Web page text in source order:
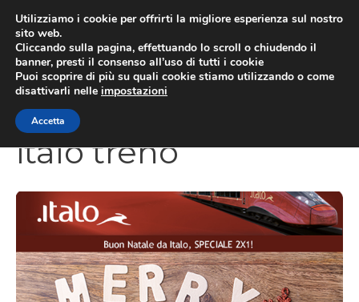
contenuto
italo treno
Utilizziamo i cookie per offrirti la migliore esperienza sul nostro
sito web.
Cliccando sulla pagina, effettuando lo scroll o chiudendo il
banner, presti il consenso all’uso di tutti i cookie
Puoi scoprire di più su quali cookie stiamo utilizzando o come
disattivarli nelle impostazioni
Accetta